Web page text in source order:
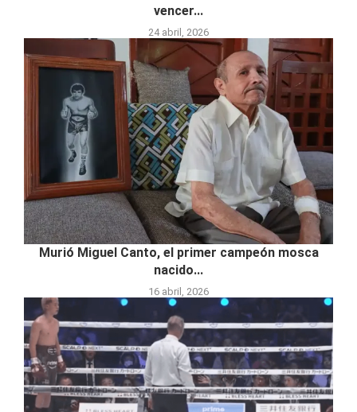
vencer...
24 abril, 2026
Murió Miguel Canto, el primer campeón mosca
nacido...
16 abril, 2026